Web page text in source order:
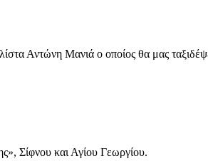
Αντώνη Μανιά ο οποίος θα μας
Σίφνου και Αγίου Γεωργίου.